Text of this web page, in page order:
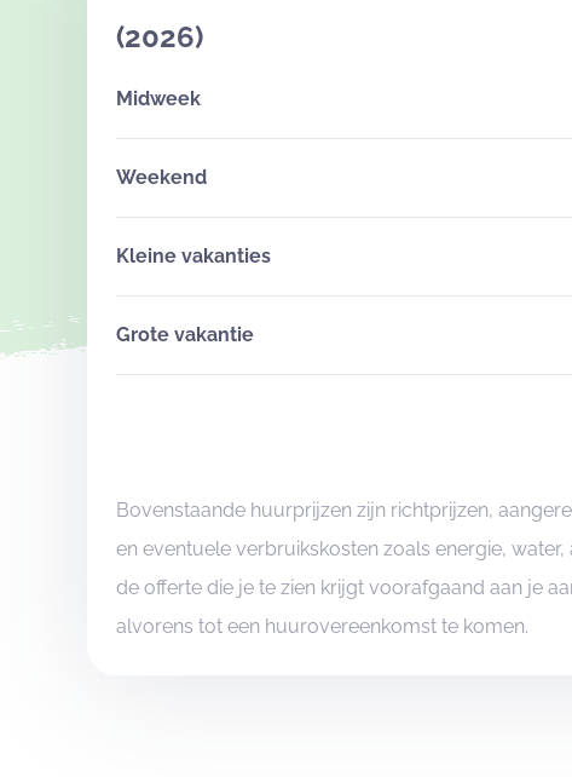
(2026)
Midweek
Weekend
Kleine vakanties
Grote vakantie
Bovenstaande huurprijzen zijn richtprijzen,
en eventuele verbruikskosten zoals energie,
de offerte die je te zien krijgt voorafgaand aan je
alvorens tot een huurovereenkomst te komen.